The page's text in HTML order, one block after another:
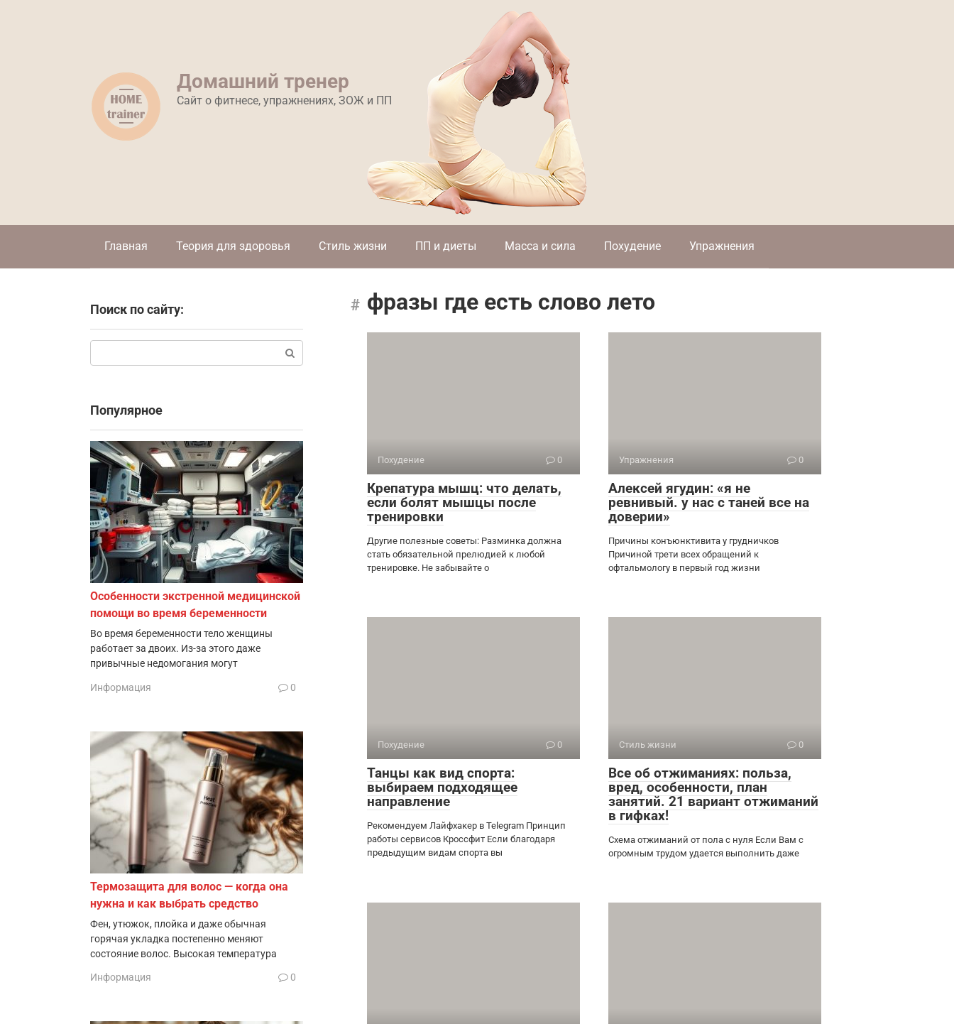
Домашний тренер
Сайт о фитнесе, упражнениях, ЗОЖ и ПП
Главная Теория для здоровья Стиль жизни ПП и диеты Масса и сила Похудение Упражнения
фразы где есть слово лето
Похудение 0
Крепатура мышц: что делать,
если болят мышцы после
тренировки
Другие полезные советы: Разминка должна
стать обязательной прелюдией к любой
тренировке. Не забывайте о
Упражнения 0
Алексей ягудин: «я не
ревнивый. у нас с таней все на
доверии»
Причины конъюнктивита у грудничков
Причиной трети всех обращений к
офтальмологу в первый год жизни
Похудение 0
Танцы как вид спорта:
выбираем подходящее
направление
Рекомендуем Лайфхакер в Telegram Принцип
работы сервисов Кроссфит Если благодаря
предыдущим видам спорта вы
Стиль жизни 0
Все об отжиманиях: польза,
вред, особенности, план
занятий. 21 вариант отжиманий
в гифках!
Схема отжиманий от пола с нуля Если Вам с
огромным трудом удается выполнить даже
Поиск по сайту:
Популярное
Особенности экстренной медицинской
помощи во время беременности
Во время беременности тело женщины
работает за двоих. Из-за этого даже
привычные недомогания могут
Информация 0
Термозащита для волос — когда она
нужна и как выбрать средство
Фен, утюжок, плойка и даже обычная
горячая укладка постепенно меняют
состояние волос. Высокая температура
Информация 0